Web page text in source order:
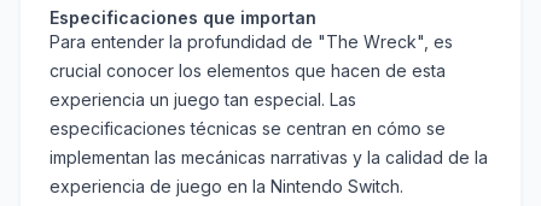
Especificaciones que importan
Para entender la profundidad de "The Wreck", es
crucial conocer los elementos que hacen de esta
experiencia un juego tan especial. Las
especificaciones técnicas se centran en cómo se
implementan las mecánicas narrativas y la calidad de la
experiencia de juego en la Nintendo Switch.